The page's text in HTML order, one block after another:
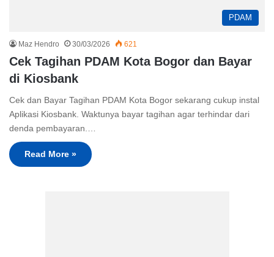
PDAM
Maz Hendro 30/03/2026 621
Cek Tagihan PDAM Kota Bogor dan Bayar
di Kiosbank
Cek dan Bayar Tagihan PDAM Kota Bogor sekarang cukup instal
Aplikasi Kiosbank. Waktunya bayar tagihan agar terhindar dari
denda pembayaran.…
Read More »